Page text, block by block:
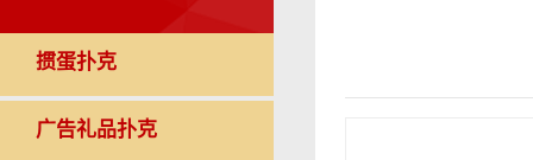
掼蛋扑克
广告礼品扑克